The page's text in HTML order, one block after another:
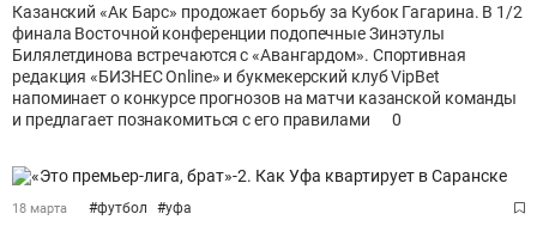
Казанский «Ак Барс» продожает борьбу за Кубок Гагарина. В 1/2
финала Восточной конференции подопечные Зинэтулы
Билялетдинова встречаются с «Авангардом». Спортивная
редакция «БИЗНЕС Online» и букмекерский клуб VipBet
напоминает о конкурсе прогнозов на матчи казанской команды
и предлагает познакомиться с его правилами
0
18 марта #футбол #уфа